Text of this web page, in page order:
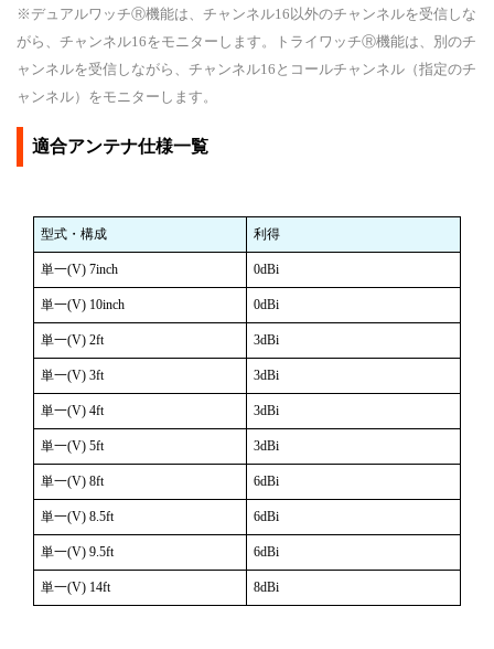
※デュアルワッチⓇ機能は、チャンネル16以外のチャンネルを受信しな
がら、チャンネル16をモニターします。トライワッチⓇ機能は、別のチ
ャンネルを受信しながら、チャンネル16とコールチャンネル（指定のチ
ャンネル）をモニターします。
適合アンテナ仕様一覧
型式・構成 利得
単一(V) 7inch 0dBi
単一(V) 10inch 0dBi
単一(V) 2ft 3dBi
単一(V) 3ft 3dBi
単一(V) 4ft 3dBi
単一(V) 5ft 3dBi
単一(V) 8ft 6dBi
単一(V) 8.5ft 6dBi
単一(V) 9.5ft 6dBi
単一(V) 14ft 8dBi